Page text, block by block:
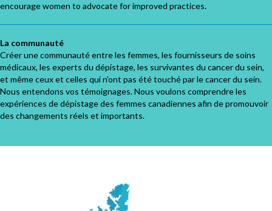
encourage women to advocate for improved practices.
La communauté
Créer une communauté entre les femmes, les fournisseurs de soins
médicaux, les experts du dépistage, les survivantes du cancer du sein,
et même ceux et celles qui n’ont pas été touché par le cancer du sein.
Nous entendons vos témoignages. Nous voulons comprendre les
expériences de dépistage des femmes canadiennes afin de promouvoir
des changements réels et importants.